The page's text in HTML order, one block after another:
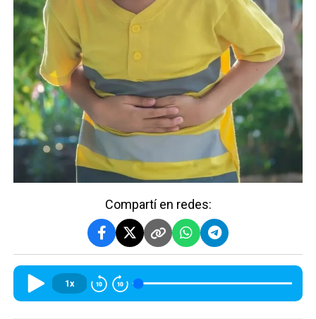
Compartí en redes:
1x